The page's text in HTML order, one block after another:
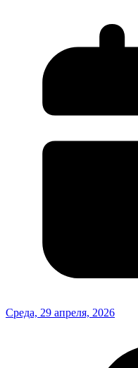
Среда, 29 апреля, 2026